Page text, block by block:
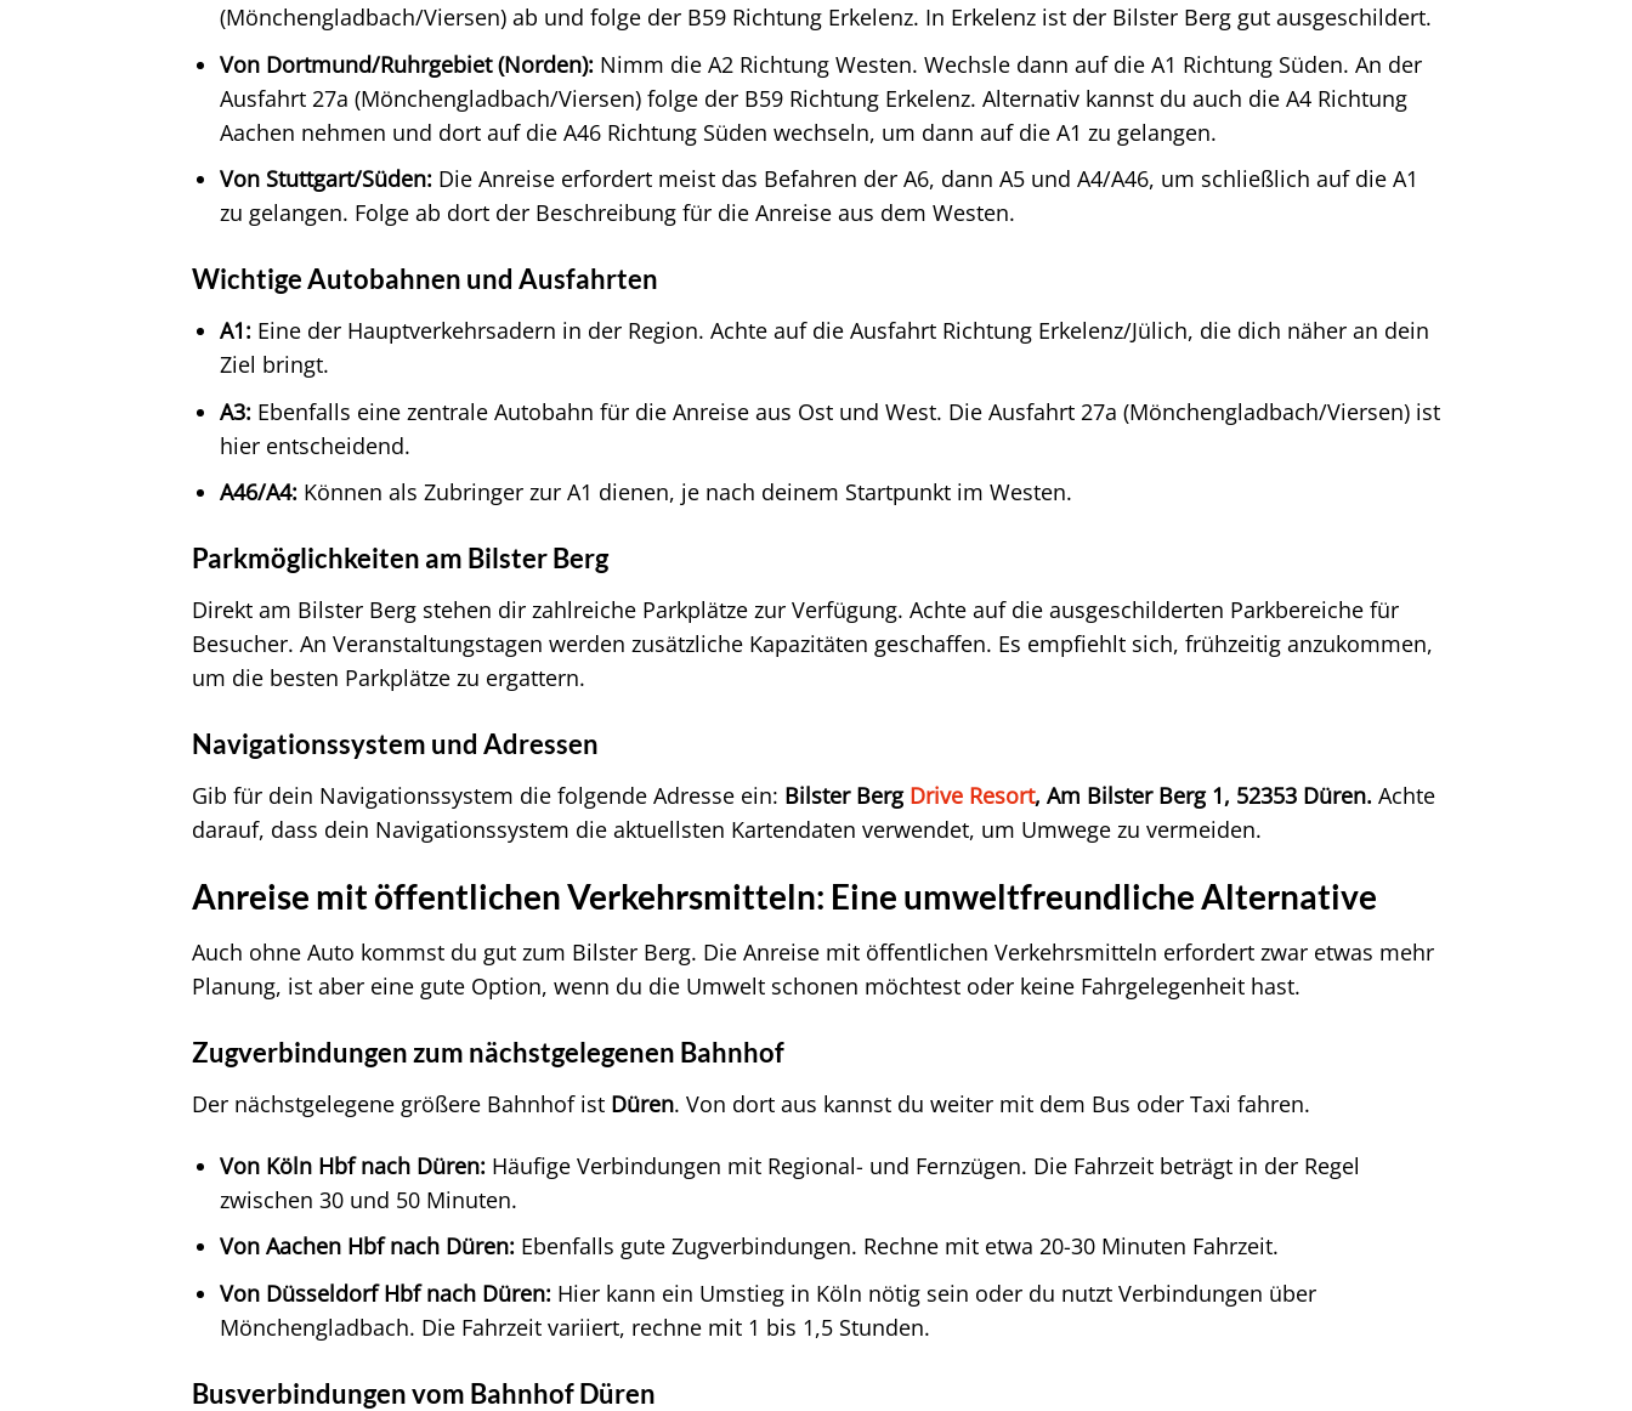
(Mönchengladbach/Viersen) ab und folge der B59 Richtung Erkelenz. In Erkelenz ist der Bilster Berg gut ausgeschildert.
Von Dortmund/Ruhrgebiet (Norden): Nimm die A2 Richtung Westen. Wechsle dann auf die A1 Richtung Süden. An der
Ausfahrt 27a (Mönchengladbach/Viersen) folge der B59 Richtung Erkelenz. Alternativ kannst du auch die A4 Richtung
Aachen nehmen und dort auf die A46 Richtung Süden wechseln, um dann auf die A1 zu gelangen.
Von Stuttgart/Süden: Die Anreise erfordert meist das Befahren der A6, dann A5 und A4/A46, um schließlich auf die A1
zu gelangen. Folge ab dort der Beschreibung für die Anreise aus dem Westen.
Wichtige Autobahnen und Ausfahrten
A1: Eine der Hauptverkehrsadern in der Region. Achte auf die Ausfahrt Richtung Erkelenz/Jülich, die dich näher an dein
Ziel bringt.
A3: Ebenfalls eine zentrale Autobahn für die Anreise aus Ost und West. Die Ausfahrt 27a (Mönchengladbach/Viersen) ist
hier entscheidend.
A46/A4: Können als Zubringer zur A1 dienen, je nach deinem Startpunkt im Westen.
Parkmöglichkeiten am Bilster Berg
Direkt am Bilster Berg stehen dir zahlreiche Parkplätze zur Verfügung. Achte auf die ausgeschilderten Parkbereiche für
Besucher. An Veranstaltungstagen werden zusätzliche Kapazitäten geschaffen. Es empfiehlt sich, frühzeitig anzukommen,
um die besten Parkplätze zu ergattern.
Navigationssystem und Adressen
Gib für dein Navigationssystem die folgende Adresse ein: Bilster Berg Drive Resort, Am Bilster Berg 1, 52353 Düren. Achte
darauf, dass dein Navigationssystem die aktuellsten Kartendaten verwendet, um Umwege zu vermeiden.
Anreise mit öffentlichen Verkehrsmitteln: Eine umweltfreundliche Alternative
Auch ohne Auto kommst du gut zum Bilster Berg. Die Anreise mit öffentlichen Verkehrsmitteln erfordert zwar etwas mehr
Planung, ist aber eine gute Option, wenn du die Umwelt schonen möchtest oder keine Fahrgelegenheit hast.
Zugverbindungen zum nächstgelegenen Bahnhof
Der nächstgelegene größere Bahnhof ist Düren. Von dort aus kannst du weiter mit dem Bus oder Taxi fahren.
Von Köln Hbf nach Düren: Häufige Verbindungen mit Regional- und Fernzügen. Die Fahrzeit beträgt in der Regel
zwischen 30 und 50 Minuten.
Von Aachen Hbf nach Düren: Ebenfalls gute Zugverbindungen. Rechne mit etwa 20-30 Minuten Fahrzeit.
Von Düsseldorf Hbf nach Düren: Hier kann ein Umstieg in Köln nötig sein oder du nutzt Verbindungen über
Mönchengladbach. Die Fahrzeit variiert, rechne mit 1 bis 1,5 Stunden.
Busverbindungen vom Bahnhof Düren